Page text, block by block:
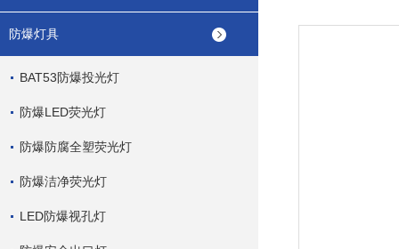
防爆灯具
BAT53防爆投光灯
防爆LED荧光灯
防爆防腐全塑荧光灯
防爆洁净荧光灯
LED防爆视孔灯